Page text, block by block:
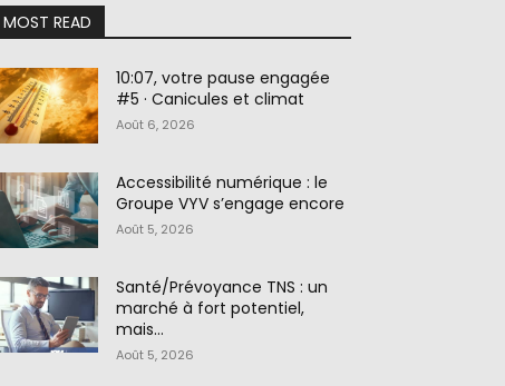
MOST READ
10:07, votre pause engagée
#5 · Canicules et climat
Août 6, 2026
Accessibilité numérique : le
Groupe VYV s’engage encore
Août 5, 2026
Santé/Prévoyance TNS : un
marché à fort potentiel,
mais…
Août 5, 2026